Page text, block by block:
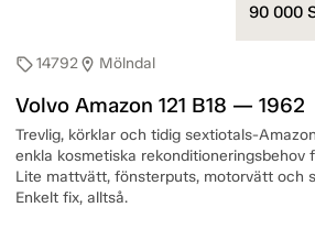
sell14792location_on Mölndal
Volvo Amazon 121 B18 — 1962
Trevlig, körklar och tidig sextiotals-
enkla kosmetiska rekonditioneringsbehov
Lite mattvätt, fönsterputs, motorvätt och
Enkelt fix, alltså.
90 000